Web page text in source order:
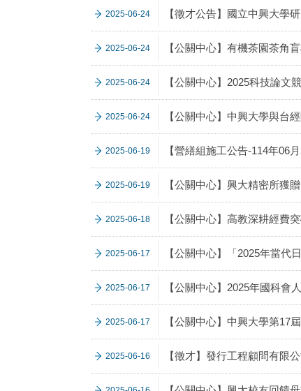
2025-06-24 【徵才公告】國立中興大學
2025-06-24 【公關中心】有機茶園茶角
2025-06-24 【公關中心】2025科技論
2025-06-24 【公關中心】中興大學與台
2025-06-19 【營繕組施工公告-114年06
2025-06-19 【公關中心】興大精密所獲
2025-06-18 【公關中心】高教深耕經費
2025-06-17 【公關中心】「2025年當
2025-06-17 【公關中心】2025年國科會
2025-06-17 【公關中心】中興大學第17
2025-06-16 【徵才】發行工程顧問有限